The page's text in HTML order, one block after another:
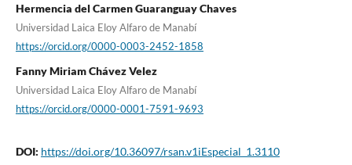
Hermencia del Carmen Guaranguay Chaves
Universidad Laica Eloy Alfaro de Manabí
https://orcid.org/0000-0003-2452-1858
Fanny Miriam Chávez Velez
Universidad Laica Eloy Alfaro de Manabí
https://orcid.org/0000-0001-7591-9693
DOI: https://doi.org/10.36097/rsan.v1iEspecial_1.3110